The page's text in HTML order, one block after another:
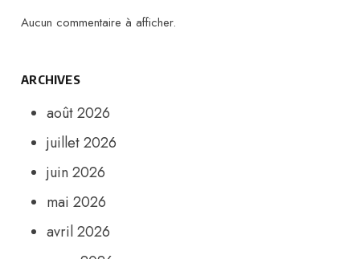
Aucun commentaire à afficher.
ARCHIVES
août 2026
juillet 2026
juin 2026
mai 2026
avril 2026